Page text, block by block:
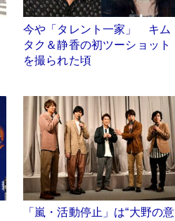
今や「タレント一家」 キム
タク＆静香の初ツーショット
を撮られた頃
「嵐・活動停止」は“大野の意